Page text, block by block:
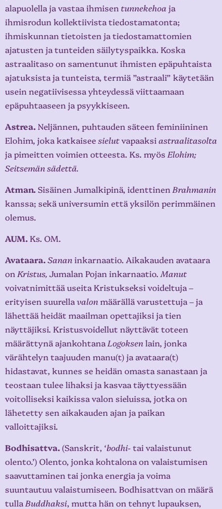
alapuolella ja vastaa ihmisen tunnekehoa ja
ihmisrodun kollektiivista tiedostamatonta;
ihmiskunnan tietoisten ja tiedostamattomien
ajatusten ja tunteiden säilytyspaikka. Koska
astraalitaso on samentunut ihmisten epäpuhtaista
ajatuksista ja tunteista, termiä ”astraali” käytetään
usein negatiivisessa yhteydessä viittaamaan
epäpuhtaaseen ja psyykkiseen.
Astrea. Neljännen, puhtauden säteen feminiininen
Elohim, joka katkaiseesielutvapaaksi astraalitasolta
ja pimeitten voimien otteesta. Ks. myös Elohim;
Seitsemän sädettä.
Atman. Sisäinen Jumalkipinä, identtinen Brahmanin
kanssa; sekä universumin että yksilön perimmäinen
olemus.
AUM.Ks. OM.
Avataara.Sanan inkarnaatio. Aikakauden avataara
on Kristus,Jumalan Pojan inkarnaatio. Manut
voivatnimittää useita Kristukseksi voideltuja –
erityisen suurellavalonmäärällä varustettuja – ja
lähettää heidät maailman opettajiksi ja tien
näyttäjiksi. Kristusvoidellut näyttävät toteen
määrättynä ajankohtana Logoksenlain, jonka
värähtelyn taajuuden manu(t) ja avataara(t)
hidastavat, kunnes se heidän omasta sanastaan ja
teostaan tulee lihaksi ja kasvaa täyttyessään
voitolliseksi kaikissa valon sieluissa, jotka on
lähetetty sen aikakauden ajan ja paikan
valloittajiksi.
Bodhisattva.(Sanskrit, ‘bodhi-tai valaistunut
olento.’) Olento, jonka kohtalona on valaistumisen
saavuttaminen tai jonka energia ja voima
suuntautuu valaistumiseen. Bodhisattvan on määrä
tulla Buddhaksi, mutta hän on tehnyt lupauksen,